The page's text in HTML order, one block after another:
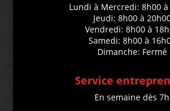
Lundi à Mercredi: 8h00
Jeudi: 8h00 à
Vendredi: 8h00 à
Samedi: 8h00 à
Dimanche: Fermé
Service
En semaine dès 7h